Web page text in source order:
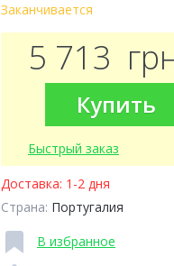
Заканчивается
5 713
Купить
Быстрый заказ
Доставка: 1-2 дня
Страна: Португалия
В избранное